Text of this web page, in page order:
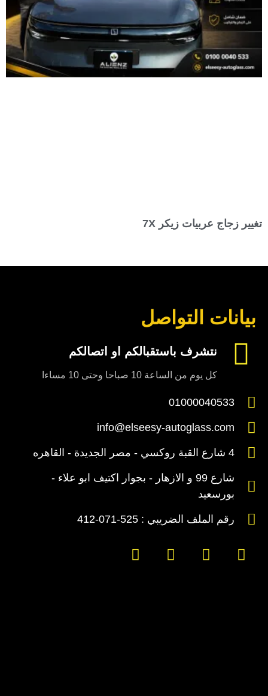
تغيير زجاج عربيات زيكر 7X
بيانات التواصل
نتشرف باستقبالكم او اتصالكم
كل يوم من الساعة 10 صباحا وحتى 10 مساءا
01000040533
info@elseesy-autoglass.com
4 شارع القبة روكسي - مصر الجديدة - القاهره
شارع 99 و الازهار - بجوار اكتيف ابو علاء -
بورسعيد
رقم الملف الضريبي : 525-071-412